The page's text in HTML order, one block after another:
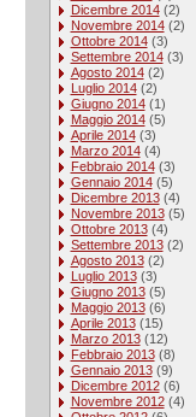
Dicembre 2014(2)
Novembre 2014(2)
Ottobre 2014(3)
Settembre 2014(3)
Agosto 2014(2)
Luglio 2014(2)
Giugno 2014(1)
Maggio 2014(5)
Aprile 2014(3)
Marzo 2014(4)
Febbraio 2014(3)
Gennaio 2014(5)
Dicembre 2013(4)
Novembre 2013(5)
Ottobre 2013(4)
Settembre 2013(2)
Agosto 2013(2)
Luglio 2013(3)
Giugno 2013(5)
Maggio 2013(6)
Aprile 2013(15)
Marzo 2013(12)
Febbraio 2013(8)
Gennaio 2013(9)
Dicembre 2012(6)
Novembre 2012(4)